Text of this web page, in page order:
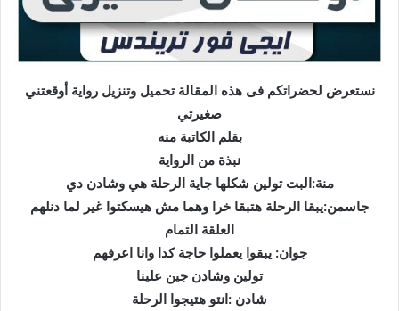
نستعرض لحضراتكم فى هذه المقالة تحميل وتنزيل رواية أوقعتني
صغيرتي
بقلم الكاتبة منه
نبذة من الرواية
منة:البت تولين شكلها جاية الرحلة هي وشادن دي
جاسمن:يبقا الرحلة هتبقا خرا وهما مش هيسكتوا غير لما دنلهم
العلقة التمام
جوان: يبقوا يعملوا حاجة كدا وانا اعرفهم
تولين وشادن جين علينا
شادن :انتو هتيجوا الرحلة